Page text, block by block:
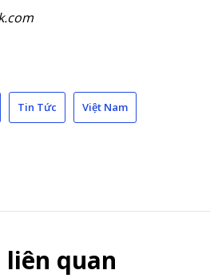
Tin Tức Việt Nam
liên quan